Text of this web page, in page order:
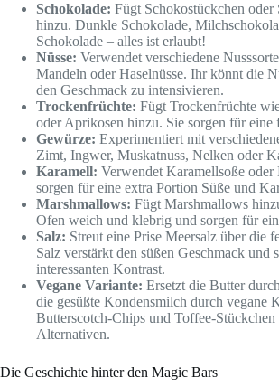
Schokolade: Fügt Schokostückchen oder
hinzu. Dunkle Schokolade,
Schokolade – alles ist erlaubt!
Nüsse: Verwendet verschiedene
Mandeln oder Haselnüsse. Ihr könnt die
den Geschmack zu intensivieren.
Trockenfrüchte: Fügt Trockenfrüchte
oder Aprikosen hinzu. Sie sorgen für eine
Gewürze: Experimentiert mit
Zimt, Ingwer, Muskatnuss, Nelken oder
Karamell: Verwendet Karamellsoße
sorgen für eine extra Portion Süße und
Marshmallows: Fügt Marshmallows
Ofen weich und klebrig und sorgen für
Salz: Streut eine Prise Meersalz über die
Salz verstärkt den süßen Geschmack und
interessanten Kontrast.
Vegane Variante: Ersetzt die Butter
die gesüßte Kondensmilch durch vegane
Butterscotch-Chips und Toffee-Stückchen
Alternativen.
Die Geschichte hinter den Magic Bars